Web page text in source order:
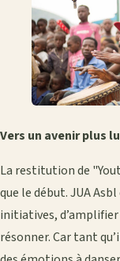
Vers un avenir plus
La restitution de
que le début. JUA
initiatives, d’amplifier
résonner. Car tant